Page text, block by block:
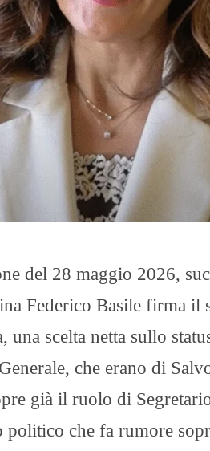
O
R
T
G
r
t
T
I
N
del 28 maggio 2026,
Federico Basile firma il
scelta netta sullo
che erano di
già il ruolo di
che fa rumore